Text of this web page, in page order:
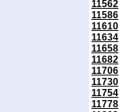
11562
11586
11610
11634
11658
11682
11706
11730
11754
11778